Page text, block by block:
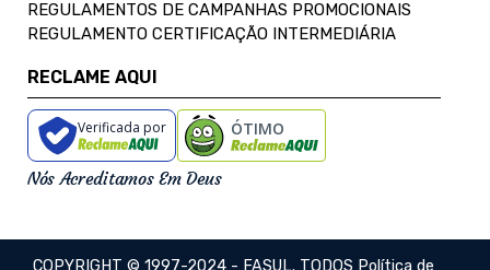
REGULAMENTOS DE CAMPANHAS PROMOCIONAIS
REGULAMENTO CERTIFICAÇÃO INTERMEDIÁRIA
RECLAME AQUI
Verificada por ÓTIMO
Nós Acreditamos Em Deus
COPYRIGHT © 1997-2024 - FASUL. TODOS Política de